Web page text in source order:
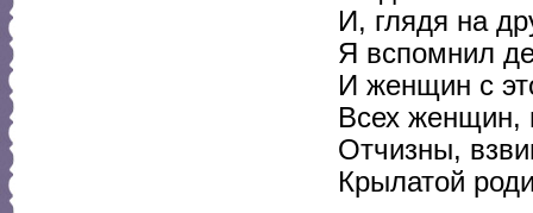
И, глядя на
Я вспомнил
И женщин с
Всех женщин,
Отчизны,
Крылатой